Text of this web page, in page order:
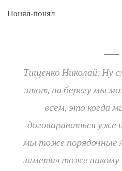
Понял-понял
Тищенко Николай: Ну
этот, на берегу мы
всем, это когда
договариваться уже
мы тоже порядочные
заметил тоже никому